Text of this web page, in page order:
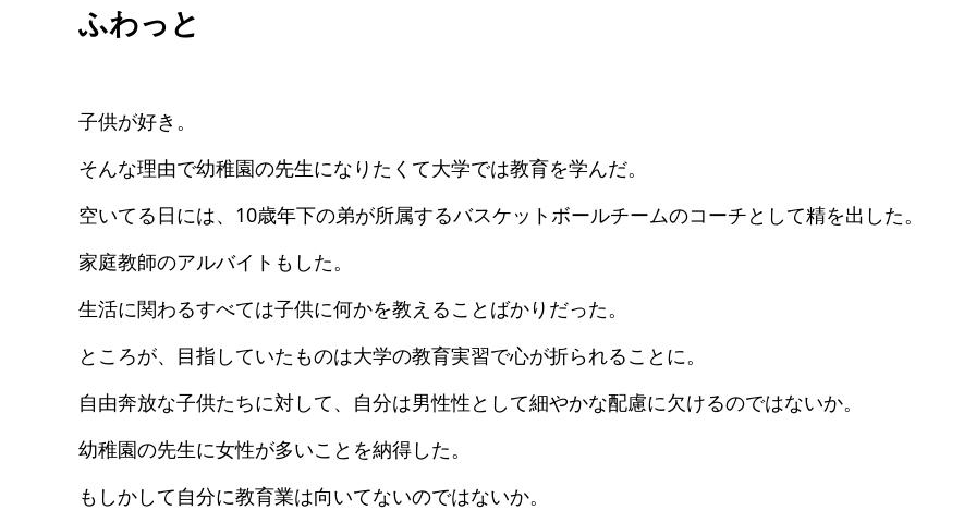
ふわっと
子供が好き。
そんな理由で幼稚園の先生になりたくて大学では教育を学んだ。
空いてる日には、10歳年下の弟が所属するバスケットボールチームのコーチとして精を出した。
家庭教師のアルバイトもした。
生活に関わるすべては子供に何かを教えることばかりだった。
ところが、目指していたものは大学の教育実習で心が折られることに。
自由奔放な子供たちに対して、自分は男性性として細やかな配慮に欠けるのではないか。
幼稚園の先生に女性が多いことを納得した。
もしかして自分に教育業は向いてないのではないか。